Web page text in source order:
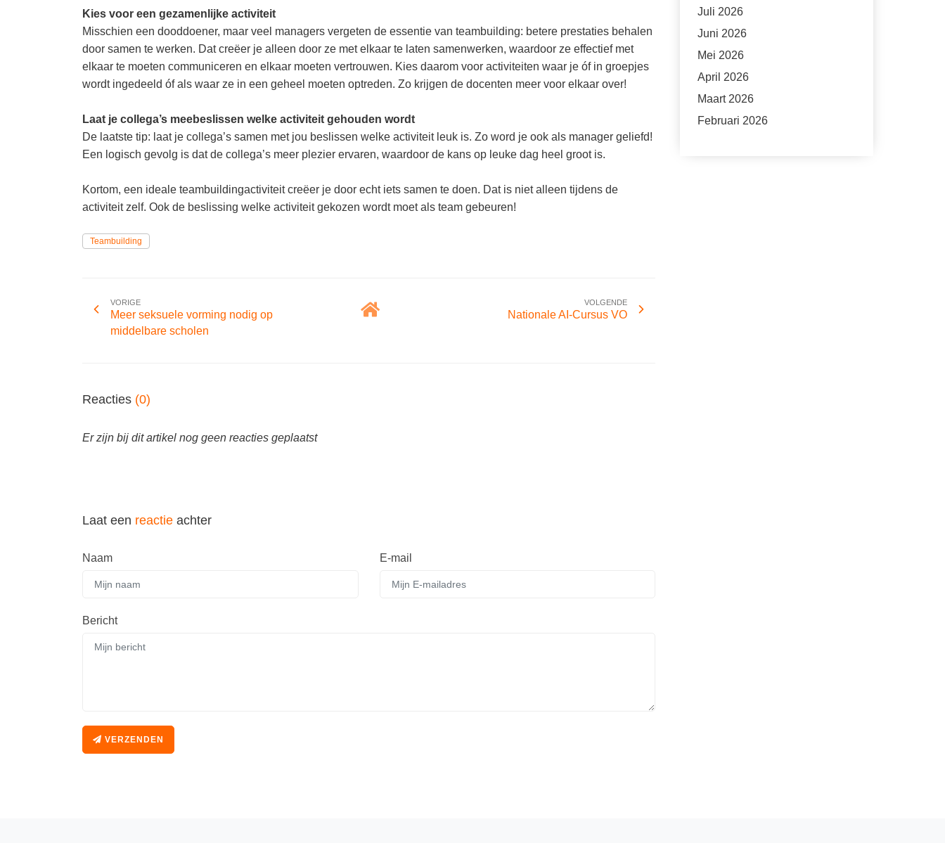
Kies voor een gezamenlijke activiteit
Misschien een dooddoener, maar veel managers vergeten de essentie van teambuilding: betere prestaties behalen
door samen te werken. Dat creëer je alleen door ze met elkaar te laten samenwerken, waardoor ze effectief met
elkaar te moeten communiceren en elkaar moeten vertrouwen. Kies daarom voor activiteiten waar je óf in groepjes
wordt ingedeeld óf als waar ze in een geheel moeten optreden. Zo krijgen de docenten meer voor elkaar over!
Laat je collega’s meebeslissen welke activiteit gehouden wordt
De laatste tip: laat je collega’s samen met jou beslissen welke activiteit leuk is. Zo word je ook als manager geliefd!
Een logisch gevolg is dat de collega’s meer plezier ervaren, waardoor de kans op leuke dag heel groot is.
Kortom, een ideale teambuildingactiviteit creëer je door echt iets samen te doen. Dat is niet alleen tijdens de
activiteit zelf. Ook de beslissing welke activiteit gekozen wordt moet als team gebeuren!
Teambuilding
VORIGE
Meer seksuele vorming nodig op
middelbare scholen
VOLGENDE
Nationale AI-Cursus VO
Reacties (0)
Er zijn bij dit artikel nog geen reacties geplaatst
Laat een reactie achter
Naam E-mail
Bericht
VERZENDEN
Juli 2026
Juni 2026
Mei 2026
April 2026
Maart 2026
Februari 2026